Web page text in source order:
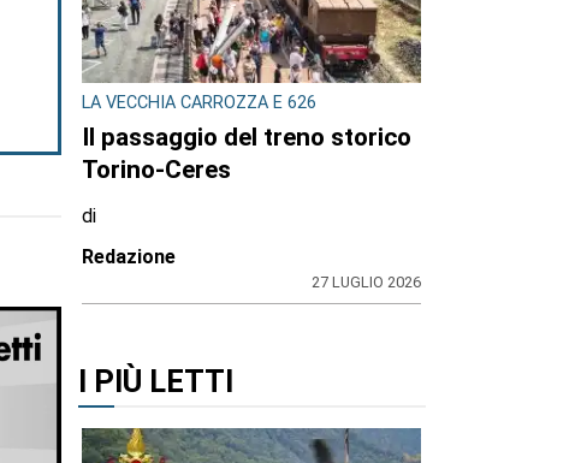
LA VECCHIA CARROZZA E 626
Il passaggio del treno storico
Torino-Ceres
di
Redazione
27 LUGLIO 2026
I PIÙ LETTI